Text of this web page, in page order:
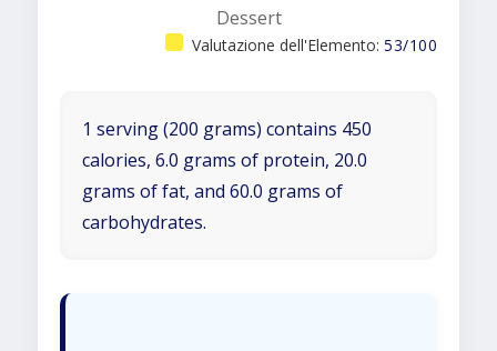
Dessert
Valutazione dell'Elemento: 53/100
1 serving (200 grams) contains 450
calories, 6.0 grams of protein, 20.0
grams of fat, and 60.0 grams of
carbohydrates.